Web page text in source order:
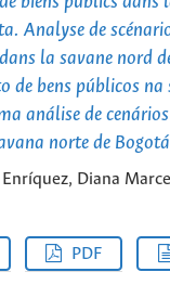
Analyse de
la savane nord
de bens públicos
análise de
norte de Bogotá
Diana
PDF